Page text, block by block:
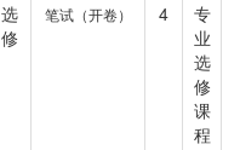
选
修
笔试（开卷） 4
专
业
选
修
课
程